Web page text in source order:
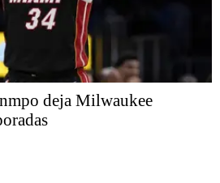
deja Milwaukee